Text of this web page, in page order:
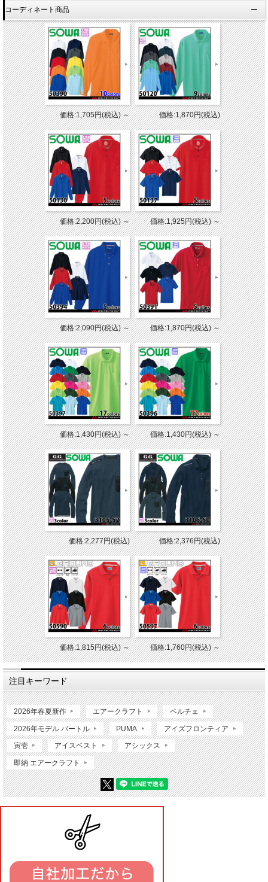
コーディネート商品
価格:1,705円(税込)～ 価格:1,870円(税込)
価格:2,200円(税込)～ 価格:1,925円(税込)～
価格:2,090円(税込)～ 価格:1,870円(税込)～
価格:1,430円(税込)～ 価格:1,430円(税込)～
価格:2,277円(税込) 価格:2,376円(税込)
価格:1,815円(税込)～ 価格:1,760円(税込)～
注目キーワード
2026年春夏新作 エアークラフト ペルチェ
2026年モデル バートル PUMA アイズフロンティア
寅壱 アイスベスト アシックス
即納 エアークラフト